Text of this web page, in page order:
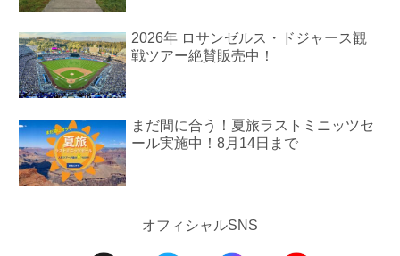
2026年 ロサンゼルス・ドジャース観
戦ツアー絶賛販売中！
まだ間に合う！夏旅ラストミニッツセ
ール実施中！8月14日まで
オフィシャルSNS